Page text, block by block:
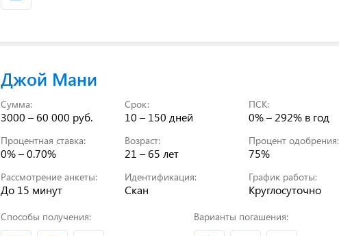
Джой Мани
Сумма:
3000 – 60 000 руб.
Срок:
10 – 150 дней
ПСК:
0% – 292% в год
Процентная ставка:
0% – 0.70%
Возраст:
21 – 65 лет
Процент одобрения:
75%
Рассмотрение анкеты:
До 15 минут
Идентификация:
Скан
График работы:
Круглосуточно
Способы получения: Варианты погашения: